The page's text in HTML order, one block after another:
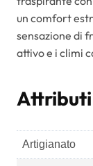
un comfort
sensazione di
attivo e i climi
Attributi
Artigianato